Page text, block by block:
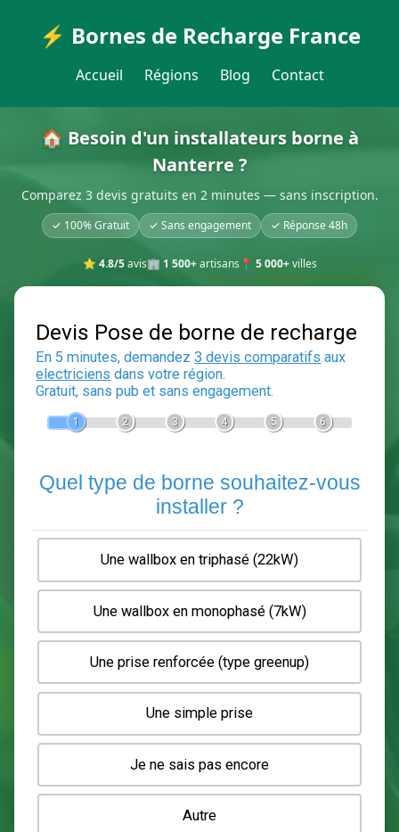
⚡ Bornes de Recharge France
Accueil Régions Blog Contact
🏠 Besoin d'un installateurs borne à
Nanterre ?
Comparez 3 devis gratuits en 2 minutes — sans inscription.
✓ 100% Gratuit ✓ Sans engagement ✓ Réponse 48h
⭐ 4.8/5avis🏢 1 500+artisans 📍 5 000+villes
Devis Pose de borne de
En 5 minutes, demandez3 devis comparatifs
Gratuit, sans pub et sans engagement.
2 3 6
Quel type de borne souhaitez-
installer ?
Une wallbox en triphasé (22kW)
Une wallbox en monophasé (7kW)
Une prise renforcée (type greenup)